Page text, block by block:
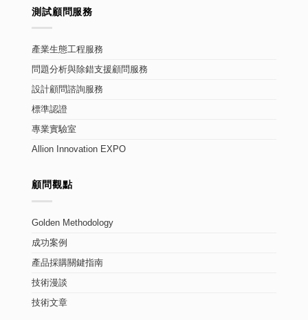
測試顧問服務
產業生態工程服務
問題分析與除錯支援顧問服務
設計顧問諮詢服務
標準認證
專業實驗室
Allion Innovation EXPO
顧問觀點
Golden Methodology
成功案例
產品採購關鍵指南
技術漫談
技術文章